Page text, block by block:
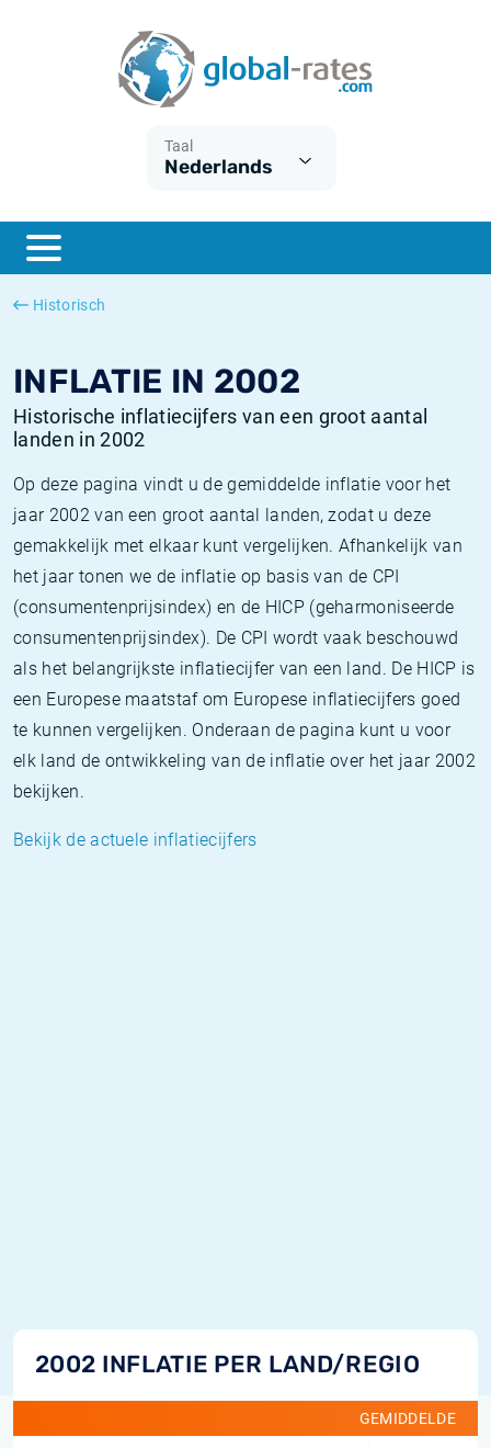
Taal
Nederlands
Historisch
INFLATIE IN 2002
Historische inflatiecijfers van een groot aantal
landen in 2002
Op deze pagina vindt u de gemiddelde inflatie voor het
jaar 2002 van een groot aantal landen, zodat u deze
gemakkelijk met elkaar kunt vergelijken. Afhankelijk van
het jaar tonen we de inflatie op basis van de CPI
(consumentenprijsindex) en de HICP (geharmoniseerde
consumentenprijsindex). De CPI wordt vaak beschouwd
als het belangrijkste inflatiecijfer van een land. De HICP is
een Europese maatstaf om Europese inflatiecijfers goed
te kunnen vergelijken. Onderaan de pagina kunt u voor
elk land de ontwikkeling van de inflatie over het jaar 2002
bekijken.
Bekijk de actuele inflatiecijfers
2002 INFLATIE PER LAND/REGIO
GEMIDDELDE
ESTER
SONIA
Wat is CPI inflatie?
Wat is HICP inflatie?
Nederlandse inflatie - CPI
Amerikaanse inflatie - CPI
Euribor historie
SOFR historie
TONAR historie
Inflatiecalculator